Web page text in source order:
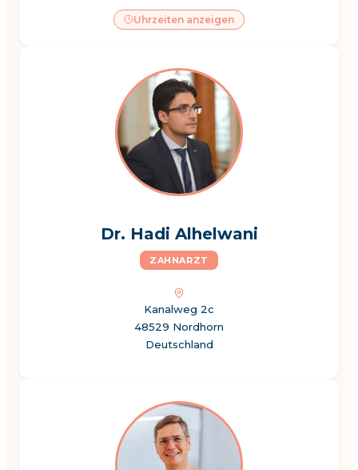
Uhrzeiten anzeigen
Dr. Hadi Alhelwani
ZAHNARZT
Kanalweg 2c
48529 Nordhorn
Deutschland